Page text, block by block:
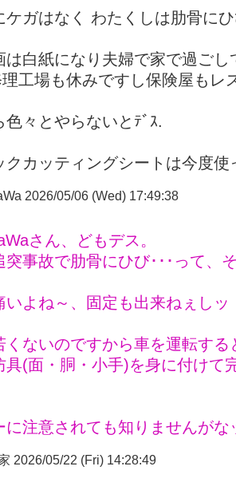
ケガはなく わたくしは肋骨に
は白紙になり夫婦で家で過ごし
工場も休みですし保険屋もレ
色々とやらないとﾃﾞｽ.
クカッティングシートは今度
2026/05/06 (Wed) 17:49:38
さん、どもデス。
突事故で肋骨にひび･･･って、
いよね～、固定も出来ねぇし
くないのですから車を運転する
具(面・胴・小手)を身に付けて
に注意されても知りませんがな
2026/05/22 (Fri) 14:28:49